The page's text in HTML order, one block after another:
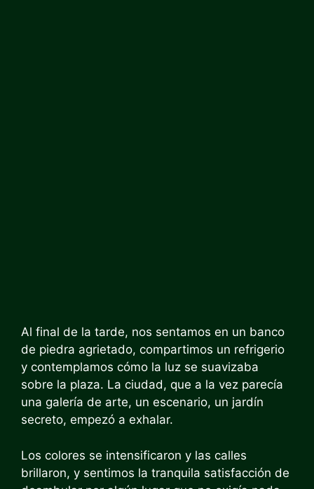
Al final de la tarde, nos sentamos en un banco
de piedra agrietado, compartimos un refrigerio
y contemplamos cómo la luz se suavizaba
sobre la plaza. La ciudad, que a la vez parecía
una galería de arte, un escenario, un jardín
secreto, empezó a exhalar.
Los colores se intensificaron y las calles
brillaron, y sentimos la tranquila satisfacción de